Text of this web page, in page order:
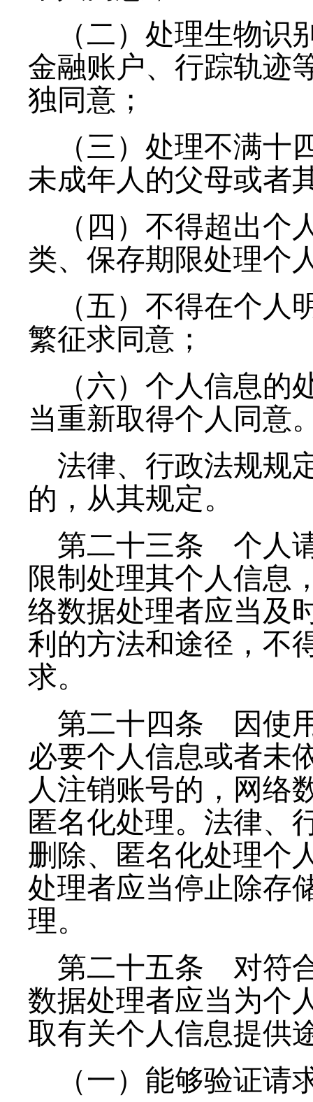
（二）处理生物
金融账户、行踪轨迹
独同意；
（三）处理不满
未成年人的父母或者
（四）不得超出
类、保存期限处理个
（五）不得在个
繁征求同意；
（六）个人信息
当重新取得个人同意
法律、行政法规规
的，从其规定。
第二十三条 个人
限制处理其个人信息
络数据处理者应当及
利的方法和途径，不
求。
第二十四条 因使
必要个人信息或者未
人注销账号的，网络
匿名化处理。法律、
删除、匿名化处理个
处理者应当停止除存
理。
第二十五条 对符
数据处理者应当为个
取有关个人信息提供
（一）能够验证请